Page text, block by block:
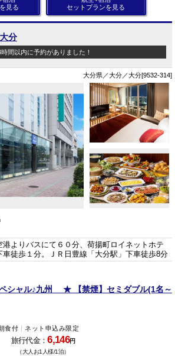
見る
セットプランを見る
分
時間以内に予約がありました！
大分県／大分／大分[9532-314]
港よりバスにて６０分、荷揚町ロイネットホテ
車徒歩１分。ＪＲ日豊線「大分駅」下車徒歩8分
シャル♪九州 ★ 【禁煙】セミダブル(1名～
食付 ネット申込み限定
旅行代金：6,146円
（大人お1人様/1泊）